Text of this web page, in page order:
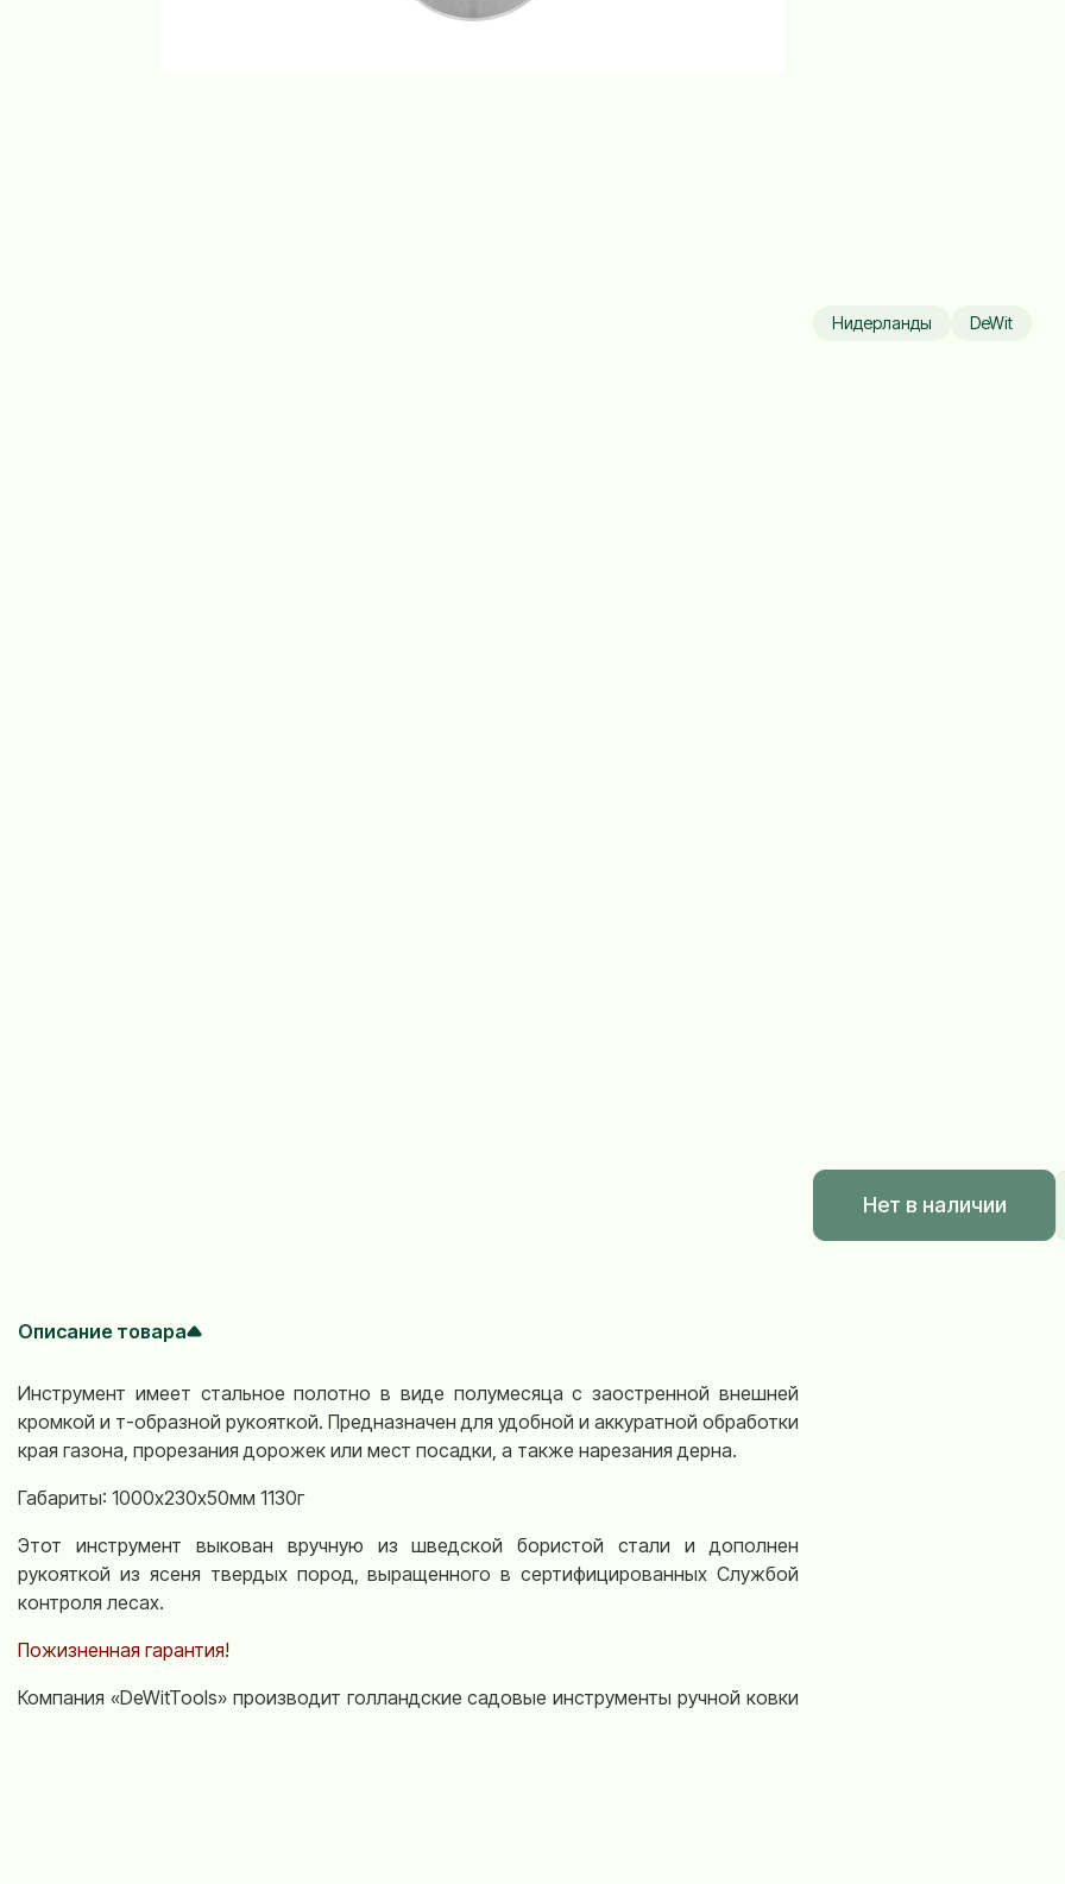
Нидерланды DeWit
Нет в наличии
Описание товара
Инструмент имеет стальное полотно в виде полумесяца с заостренной внешней
кромкой и т-образной рукояткой. Предназначен для удобной и аккуратной обработки
края газона, прорезания дорожек или мест посадки, а также нарезания дерна.
Габариты: 1000х230х50мм 1130г
Этот инструмент выкован вручную из шведской бористой стали и дополнен
рукояткой из ясеня твердых пород, выращенного в сертифицированных Службой
контроля лесах.
Пожизненная гарантия!
Компания «DeWitTools» производит голландские садовые инструменты ручной ковки